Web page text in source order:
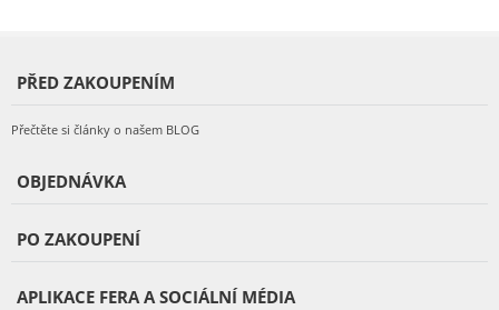
PŘED ZAKOUPENÍM
Přečtěte si články o našem BLOG
OBJEDNÁVKA
PO ZAKOUPENÍ
APLIKACE FERA A SOCIÁLNÍ MÉDIA